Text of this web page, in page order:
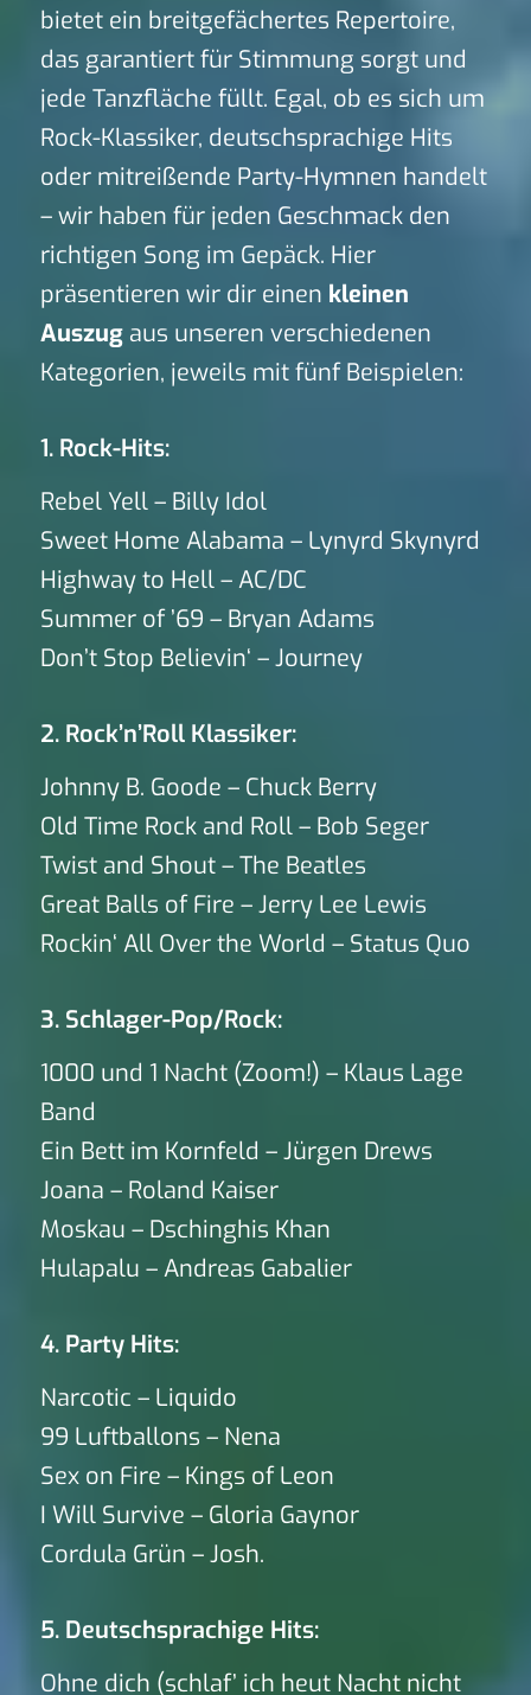
bietet ein breitgefächertes Repertoire,
das garantiert für Stimmung sorgt und
jede Tanzfläche füllt. Egal, ob es sich um
Rock-Klassiker, deutschsprachige Hits
oder mitreißende Party-Hymnen handelt
– wir haben für jeden Geschmack den
richtigen Song im Gepäck. Hier
präsentieren wir dir einen kleinen
Auszugaus unseren verschiedenen
Kategorien, jeweils mit fünf Beispielen:
1. Rock-Hits:
Rebel Yell – Billy Idol
Sweet Home Alabama – Lynyrd Skynyrd
Highway to Hell – AC/DC
Summer of ’69 – Bryan Adams
Don’t Stop Believin‘ – Journey
2. Rock’n’Roll Klassiker:
Johnny B. Goode – Chuck Berry
Old Time Rock and Roll – Bob Seger
Twist and Shout – The Beatles
Great Balls of Fire – Jerry Lee Lewis
Rockin‘ All Over the World – Status Quo
3. Schlager-Pop/Rock:
1000 und 1 Nacht (Zoom!) – Klaus Lage
Band
Ein Bett im Kornfeld – Jürgen Drews
Joana – Roland Kaiser
Moskau – Dschinghis Khan
Hulapalu – Andreas Gabalier
4. Party Hits:
Narcotic – Liquido
99 Luftballons – Nena
Sex on Fire – Kings of Leon
I Will Survive – Gloria Gaynor
Cordula Grün – Josh.
5. Deutschsprachige Hits:
Ohne dich (schlaf’ ich heut Nacht nicht